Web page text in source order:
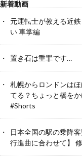
新着動画
元運転士が教える近
い 車掌編
置き石は重罪です…
札幌からロンドンは
てる？ちょっと橋を
#Shorts
日本全国の駅の乗降
行進曲に合わせて】